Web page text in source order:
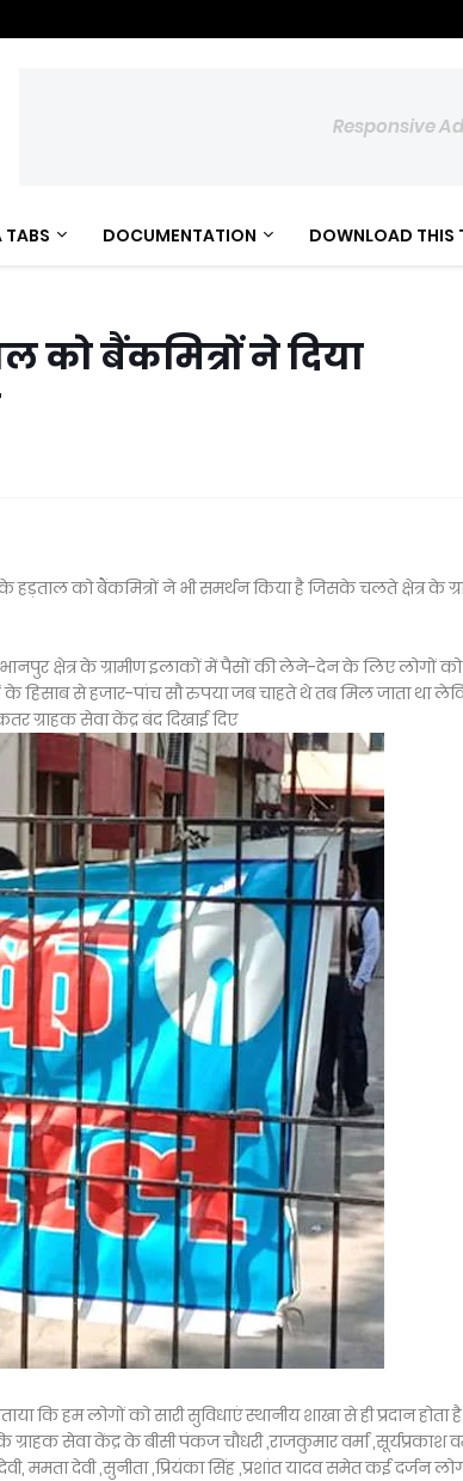
Responsive
TABS DOCUMENTATION DOWNLOAD THIS
को बैंकमित्रों ने दिया
को बैंकमित्रों ने भी समर्थन किया है जिसके चलते क्षेत्र के
क्षेत्र के ग्रामीण इलाकों में पैसों की लेने-देन के लिए लोगों को
के हिसाब से हजार-पांच सौ रुपया जब चाहते थे तब मिल जाता था
ग्राहक सेवा केंद्र बंद दिखाई दिए
कि हम लोगों को सारी सुविधाएं स्थानीय शाखा से ही प्रदान होता है
सेवा केंद्र के बीसी पंकज चौधरी ,राजकुमार वर्मा ,सूर्यप्रकाश
ममता देवी ,सुनीता ,प्रियंका सिंह ,प्रशांत यादव समेत कई दर्जन